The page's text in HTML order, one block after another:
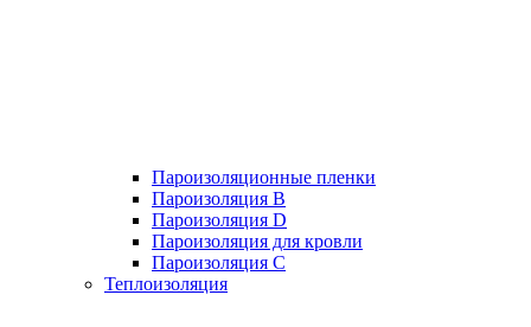
Пароизоляционные пленки
Пароизоляция B
Пароизоляция D
Пароизоляция для кровли
Пароизоляция С
Теплоизоляция